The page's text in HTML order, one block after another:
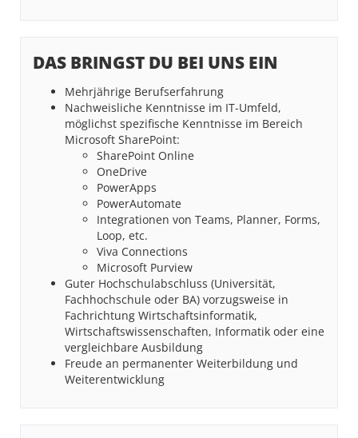
DAS BRINGST DU BEI UNS EIN
Mehrjährige Berufserfahrung
Nachweisliche Kenntnisse im IT-Umfeld,
möglichst spezifische Kenntnisse im Bereich
Microsoft SharePoint:
SharePoint Online
OneDrive
PowerApps
PowerAutomate
Integrationen von Teams, Planner, Forms,
Loop, etc.
Viva Connections
Microsoft Purview
Guter Hochschulabschluss (Universität,
Fachhochschule oder BA) vorzugsweise in
Fachrichtung Wirtschaftsinformatik,
Wirtschaftswissenschaften, Informatik oder eine
vergleichbare Ausbildung
Freude an permanenter Weiterbildung und
Weiterentwicklung